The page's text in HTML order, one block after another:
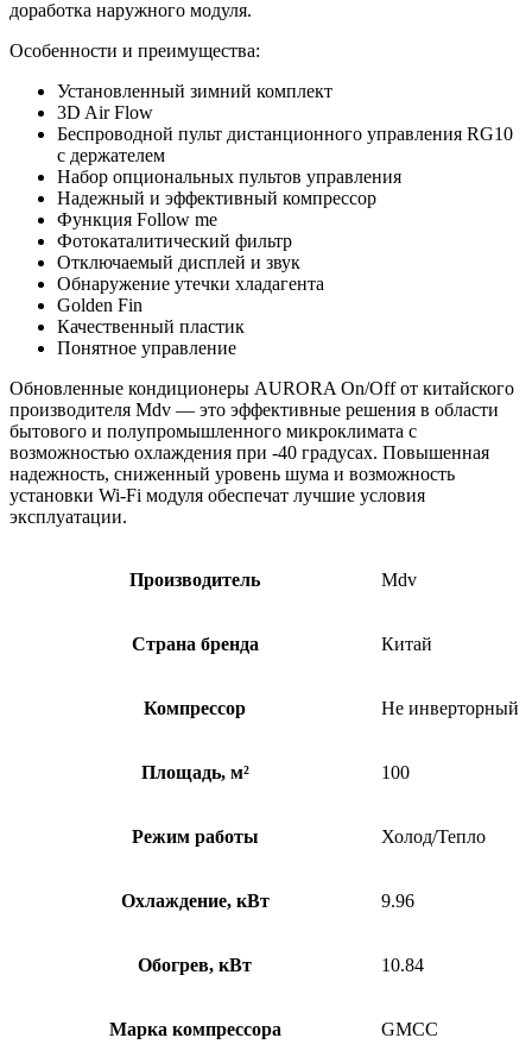
доработка наружного модуля.
Особенности и преимущества:
Установленный зимний комплект
3D Air Flow
Беспроводной пульт дистанционного управления RG10
с держателем
Набор опциональных пультов управления
Надежный и эффективный компрессор
Функция Follow me
Фотокаталитический фильтр
Отключаемый дисплей и звук
Обнаружение утечки хладагента
Golden Fin
Качественный пластик
Понятное управление
Обновленные кондиционеры AURORA On/Off от китайского
производителя Mdv — это эффективные решения в области
бытового и полупромышленного микроклимата с
возможностью охлаждения при -40 градусах. Повышенная
надежность, сниженный уровень шума и возможность
установки Wi-Fi модуля обеспечат лучшие условия
эксплуатации.
Производитель Mdv
Страна бренда Китай
Компрессор Не инверторный
Площадь, м² 100
Режим работы Холод/Тепло
Охлаждение, кВт 9.96
Обогрев, кВт 10.84
Марка компрессора GMCC